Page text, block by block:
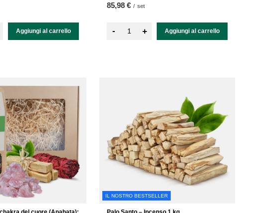
Aggiungi al carrello
85,98 € / set
- + Aggiungi al carrello
IL NOSTRO BESTSELLER